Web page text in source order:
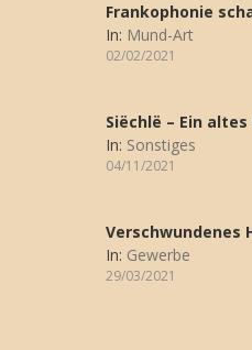
Frankophonie
In: Mund-Art
02/02/2021
Siëchlë – Ein
In: Sonstiges
04/11/2021
Verschwundenes
In: Gewerbe
29/03/2021